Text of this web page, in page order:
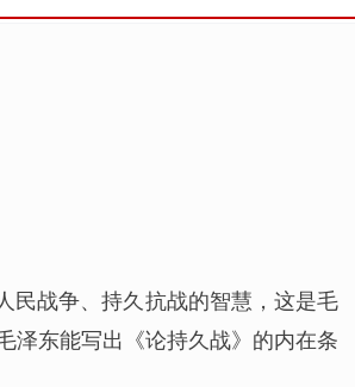
民战争、持久抗战的智慧，这是毛
泽东能写出《论持久战》的内在条